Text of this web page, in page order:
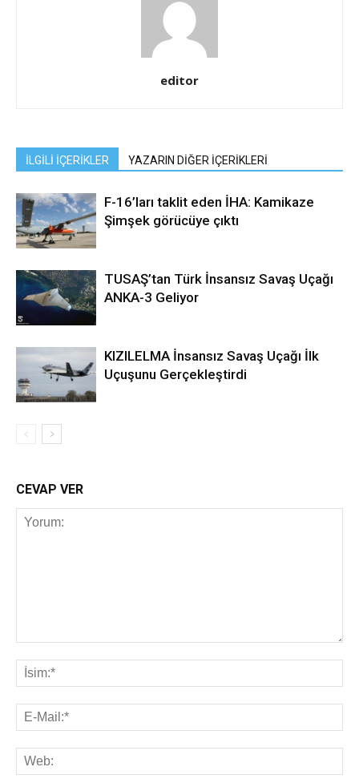
editor
İLGİLİ İÇERİKLER YAZARIN DİĞER İÇERİKLERİ
F-16’ları taklit eden İHA: Kamikaze
Şimşek görücüye çıktı
TUSAŞ’tan Türk İnsansız Savaş Uçağı
ANKA-3 Geliyor
KIZILELMA İnsansız Savaş Uçağı İlk
Uçuşunu Gerçekleştirdi
CEVAP VER